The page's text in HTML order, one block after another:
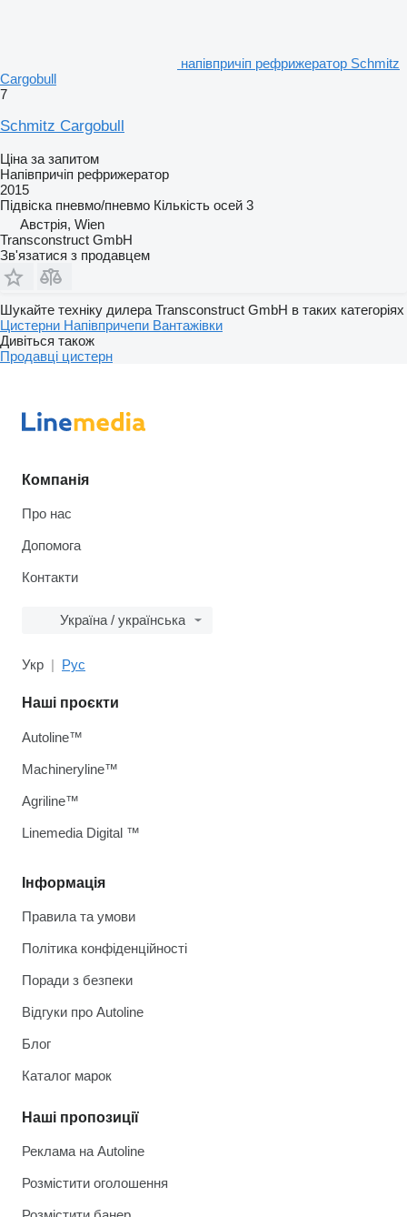
напівпричіп рефрижератор Schmitz
Cargobull
7
Schmitz Cargobull
Ціна за запитом
Напівпричіп рефрижератор
2015
Підвіска пневмо/пневмо Кількість осей 3
Австрія, Wien
Transconstruct GmbH
Зв'язатися з продавцем
Шукайте техніку дилера Transconstruct GmbH в таких категоріях
Цистерни Напівпричепи Вантажівки
Дивіться також
Продавці цистерн
Компанія
Про нас
Допомога
Контакти
Україна / українська
Укр Рус
Інформація
Правила та умови
Політика конфіденційності
Поради з безпеки
Відгуки про Autoline
Блог
Каталог марок
Наші пропозиції
Реклама на Autoline
Розмістити оголошення
Наші проєкти
Autoline™
Machineryline™
Agriline™
Linemedia Digital ™